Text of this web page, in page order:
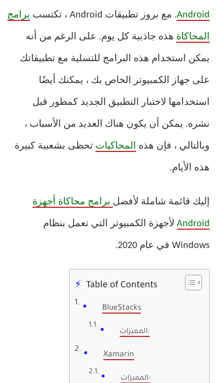
Android. مع بروز تطبيقات Android ، تكتسب برامج
المحاكاة هذه جاذبية كل يوم. على الرغم من أنه
يمكن استخدام هذه البرامج للتسلية مع تطبيقاتك
على جهاز الكمبيوتر الخاص بك ، يمكنك أيضًا
استخدامها لاختبار التطبيق الجديد كمطور قبل
نشره. يمكن أن يكون هناك العديد من الأسباب ،
وبالتالي ، فإن هذه المحاكيات تحظى بشعبية كبيرة
هذه الأيام.
إليك قائمة شاملة لأفضل برامج محاكاة أجهزة
Android لأجهزة الكمبيوتر التي تعمل بنظام
Windows في عام 2020.
Table of Contents
BlueStacks
المميزات:
Xamarin
المميزات: